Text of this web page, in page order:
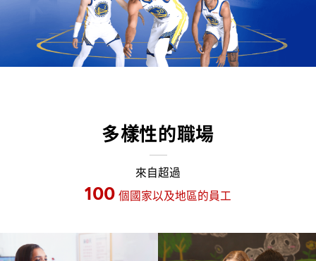
多樣性的職場
來自超過
100 個國家以及地區的員工